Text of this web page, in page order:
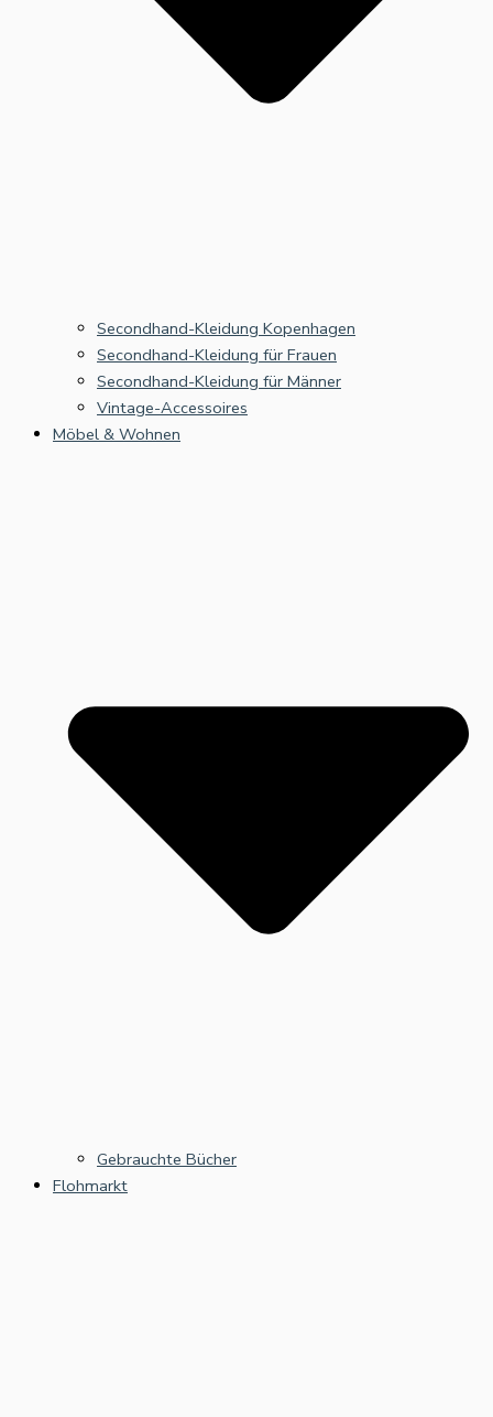
Secondhand-Kleidung Kopenhagen
Secondhand-Kleidung für Frauen
Secondhand-Kleidung für Männer
Vintage-Accessoires
Möbel & Wohnen
Gebrauchte Bücher
Flohmarkt